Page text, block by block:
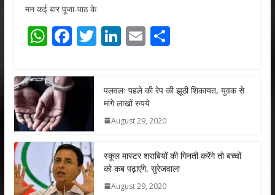
मन कई बार पूजा-पाठ के
W
at
s
A
p
p
F
e
b
o
k
T
er
Li
e
dI
n
E
l
S
e
पलवलः पहले की रेप की झूठी शिकायत, युवक से
मांगे लाखों रुपये
August 29, 2020
स्कूल मास्टर शराबियों की गिनती करेंगे तो बच्चों
को कब पढ़ाएंगे, सुरेजवाला
August 29, 2020